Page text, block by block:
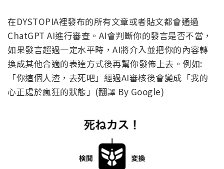
在DYSTOPIA裡發布的所有文章或者貼文都會通過
ChatGPT AI進行審查。AI會判斷你的發言是否不當，
如果發言超過一定水平時，AI將介入並把你的內容轉
換成其他合適的表達方式後再幫你發佈上去。例如:
「你這個人渣，去死吧」經過AI審核後會變成「我的
心正處於瘋狂的狀態」(翻譯 By Google)